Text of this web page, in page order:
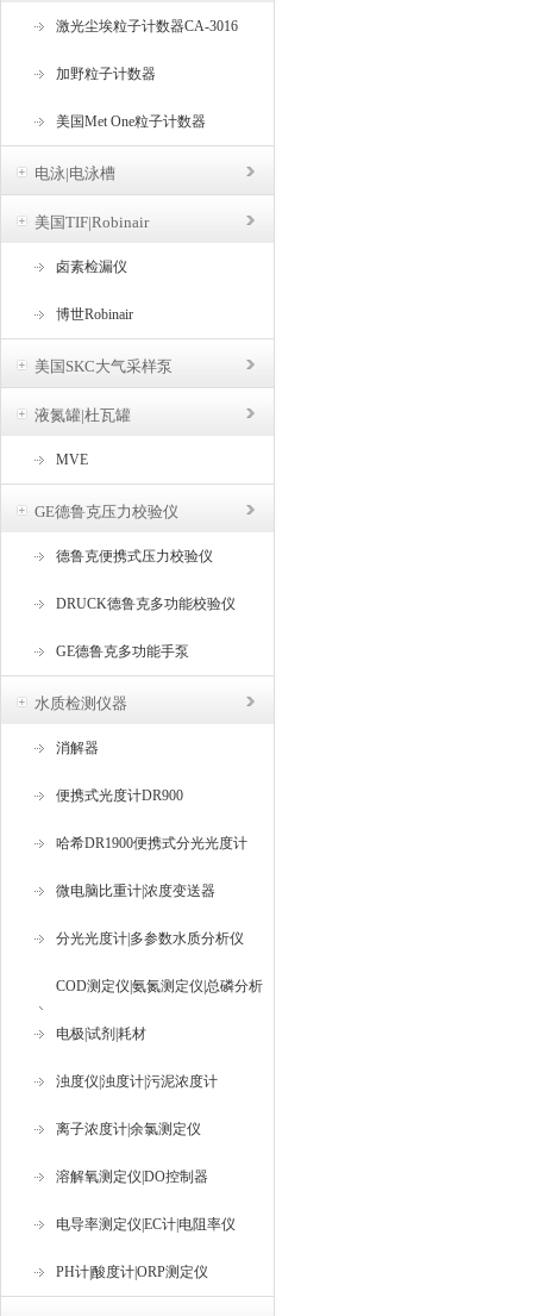
激光尘埃粒子计数器CA-3016
加野粒子计数器
美国Met One粒子计数器
电泳|电泳槽
美国TIF|Robinair
卤素检漏仪
博世Robinair
美国SKC大气采样泵
液氮罐|杜瓦罐
MVE
GE德鲁克压力校验仪
德鲁克便携式压力校验仪
DRUCK德鲁克多功能校验仪
GE德鲁克多功能手泵
水质检测仪器
消解器
便携式光度计DR900
哈希DR1900便携式分光光度计
微电脑比重计|浓度变送器
分光光度计|多参数水质分析仪
COD测定仪|氨氮测定仪|总磷分析
仪
电极|试剂|耗材
浊度仪|浊度计|污泥浓度计
离子浓度计|余氯测定仪
溶解氧测定仪|DO控制器
电导率测定仪|EC计|电阻率仪
PH计|酸度计|ORP测定仪